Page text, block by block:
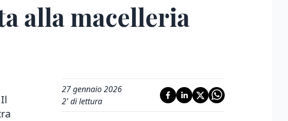
alla macelleria
27 gennaio 2026
2' di lettura